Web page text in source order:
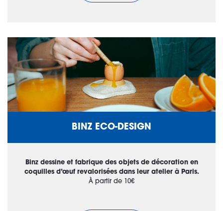
BINZ ECO-DESIGN
Binz dessine et fabrique des objets de décoration en
coquilles d’œuf revalorisées dans leur atelier à Paris.
À partir de 10€